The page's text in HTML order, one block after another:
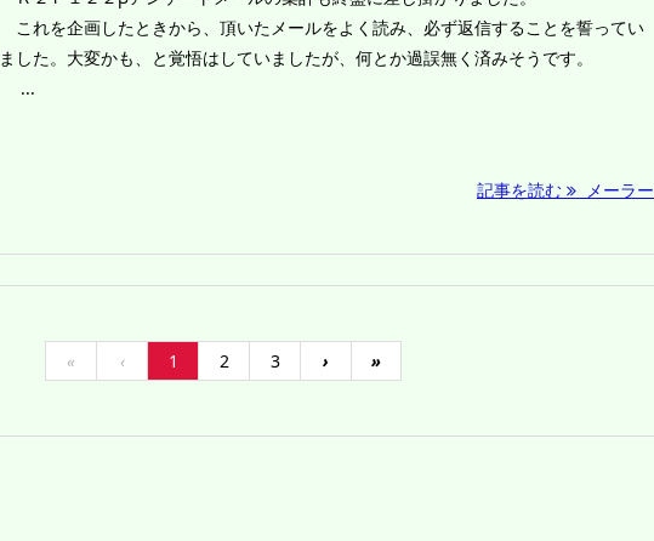
これを企画したときから、頂いたメールをよく読み、必ず返信することを誓ってい
ました。大変かも、と覚悟はしていましたが、何とか過誤無く済みそうです。
...
記事を読む メーラー
« ‹ 1 2 3 › »